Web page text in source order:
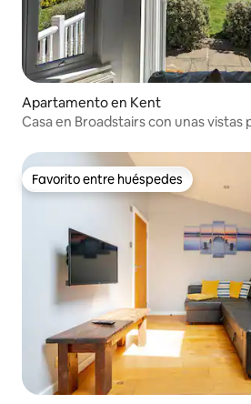
Apartamento en Kent
Casa en Broadstairs con unas vistas
Favorito entre huéspedes
Favorito entre huéspedes